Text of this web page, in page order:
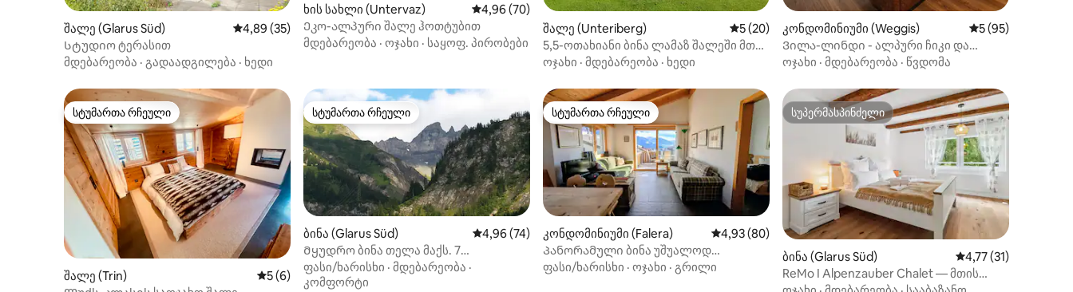
შალე (Glarus Süd) საშუალო შეფასებაა 5‑დან 4,89, 35 მიმოხილვა
4,89 (35)
Სტუდიო ტერასით
მდებარეობა · გადაადგილება · ხედი
ხის სახლი (Untervaz) საშუალო შეფასებაა 5‑დან 4,96, 70 მიმოხილვა
4,96 (70)
Ეკო-ალპური შალე ჰოთტუბით
მდებარეობა · ოჯახი · საყოფ. პირობები
შალე (Unteriberg) საშუალო შეფასებაა 5‑დან 5, 20 მიმოხილვა
5 (20)
5,5-ოთახიანი ბინა ლამაზ შალეში მთის
ხედით
ოჯახი · მდებარეობა · ხედი
კონდომინიუმი (Weggis) საშუალო
5 (95)
Ვილა-ლინდი - ალპური ჩიკი და
პანორამის ხედი
ოჯახი · მდებარეობა · წვდომა
სტუმართა რჩეული
სტუმართა რჩეული
შალე (Trin) საშუალო შეფასებაა 5‑დან 5, 6 მიმოხილვა
5 (6)
სტუმართა რჩეული
სტუმართა რჩეული
ბინა (Glarus Süd) საშუალო შეფასებაა 5‑დან 4,96, 74 მიმოხილვა
4,96 (74)
Მყუდრო ბინა თელა მაქს. 7
ადამიანისთვის.
ფასი/ხარისხი · მდებარეობა ·
კომფორტი
სტუმართა რჩეული
სტუმართა რჩეული
კონდომინიუმი (Falera) საშუალო შეფასებაა 5‑დან 4,93, 80 მიმოხილვა
4,93 (80)
Პანორამული ბინა უშუალოდ
სათხილამურო ლიფტის გვერდით
ფასი/ხარისხი · ოჯახი · გრილი
სუპერმასპინძელი
სუპერმასპინძელი
ბინა (Glarus Süd) საშუალო შეფასებაა
4,77 (31)
ReMo I Alpenzauber Chalet — მთის
ხედით — ბრაუნვალდი